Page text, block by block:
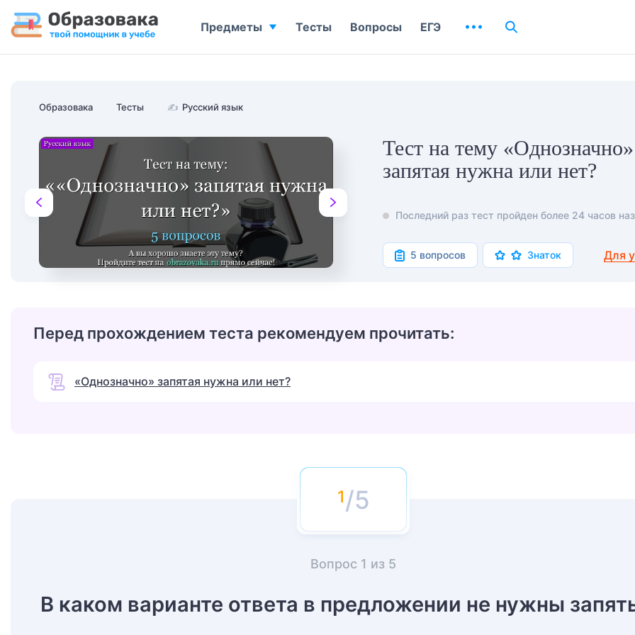
Образовака Тесты ✍ Русский язык
Тест на тему «Однозначно»
запятая нужна или нет?
Последний раз тест пройден более 24 часов
5 вопросов Знаток Для
Перед прохождением теста рекомендуем прочитать:
«Однозначно» запятая нужна или нет?
/5
Вопрос 1 из 5
В каком варианте ответа в предложении не нужны
Предметы Тесты Вопросы ЕГЭ